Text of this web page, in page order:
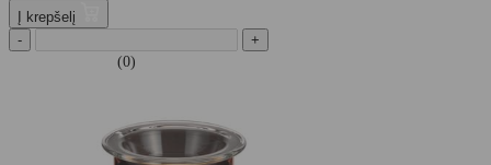
Į krepšelį
-
+
(0)